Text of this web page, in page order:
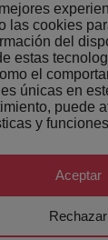
las cookies
del
estas
el
únicas en
puede
y
Aceptar
Rechazar
de la